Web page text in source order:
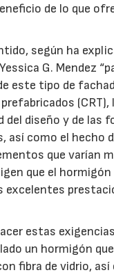
de lo que
según ha
G. Mendez
este tipo de
(CRT),
del diseño y de las
así como el hecho
que varían
que el
excelentes
estas
un hormigón
fibra de vidrio,